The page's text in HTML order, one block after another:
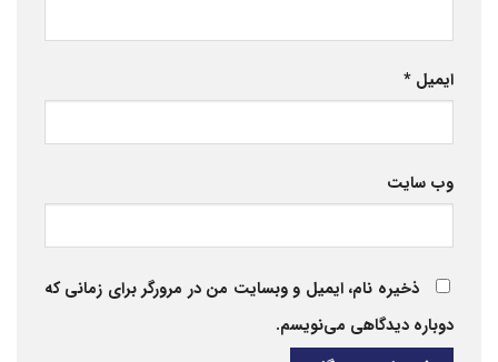
ایمیل *
وب‌ سایت
ذخیره نام، ایمیل و وبسایت من در مرورگر برای زمانی که
دوباره دیدگاهی می‌نویسم.